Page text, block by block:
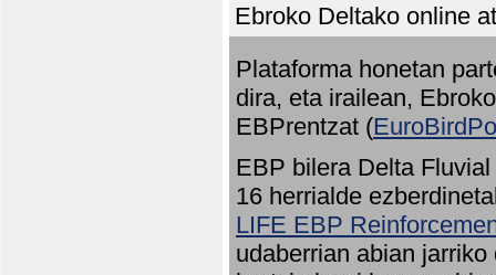
Ebroko Deltako online
Plataforma honetan
dira, eta irailean,
EBPrentzat (
EBP bilera Delta
16 herrialde
LIFE EBP
udaberrian abian